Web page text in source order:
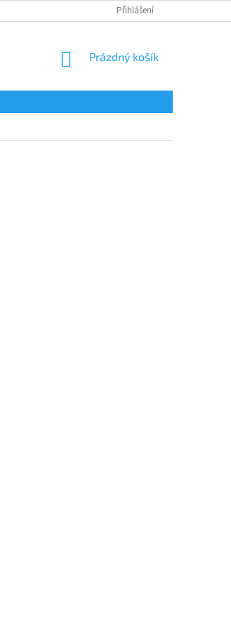
Přihlášení
NÁKUPNÍ
Prázdný košík